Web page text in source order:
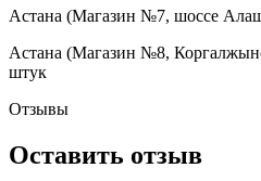
Астана (Магазин №7, шоссе
Астана (Магазин №8,
штук
Отзывы
Оставить отзыв